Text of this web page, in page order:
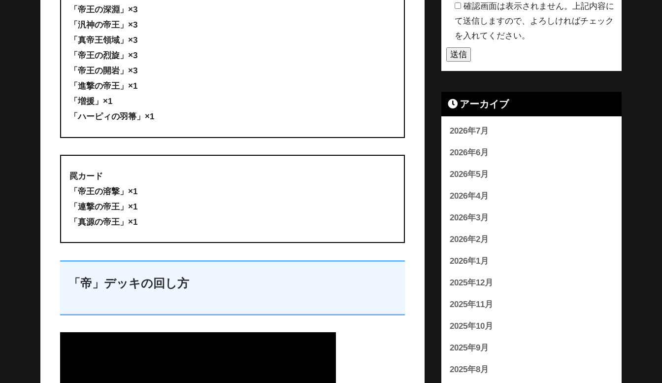
「帝王の深淵」×3
「汎神の帝王」×3
「真帝王領域」×3
「帝王の烈旋」×3
「帝王の開岩」×3
「進撃の帝王」×1
「増援」×1
「ハーピィの羽箒」×1
罠カード
「帝王の溶撃」×1
「連撃の帝王」×1
「真源の帝王」×1
「帝」デッキの回し方
確認画面は表示されません。上記内容に
て送信しますので、よろしければチェック
を入れてください。
アーカイブ
2026年7月
2026年6月
2026年5月
2026年4月
2026年3月
2026年2月
2026年1月
2025年12月
2025年11月
2025年10月
2025年9月
2025年8月